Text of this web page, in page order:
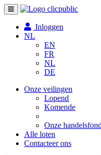
Toggle
navigation
Inloggen
NL
EN
FR
NL
DE
Onze veilingen
Lopend
Komende
Onze
Alle loten
Contacteer ons